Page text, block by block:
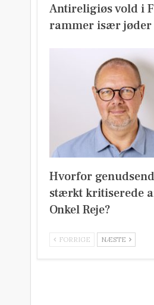
Antireligiøs vold i
rammer især jøder
Hvorfor
stærkt kritiserede
Onkel Reje?
FORRIGE NÆSTE